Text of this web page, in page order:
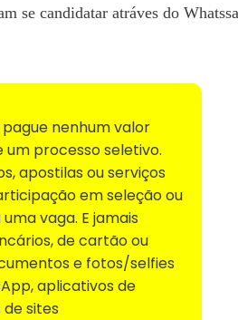
se candidatar atráves do
pague nenhum valor
processo seletivo.
apostilas ou serviços
em seleção ou
vaga. E jamais
de cartão ou
e fotos/selfies
aplicativos de
sites